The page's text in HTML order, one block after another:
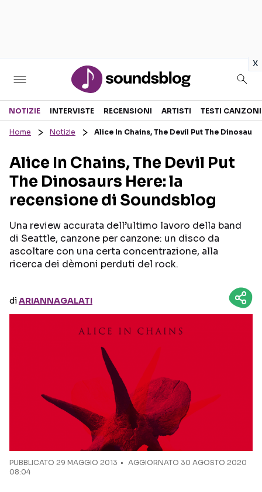
x
Sezioni
RECENSIONI MUSICALI
INTERVISTE
GOSSIP E CURIOSITÀ
TESTI CANZONI
TOUR ED EVENTI
TALENT SHOW
NOTIZIE INTERVISTE RECENSIONI ARTISTI TESTI CANZONI
Home Notizie Alice In Chains, The Devil Put The
Alice In Chains, The Devil Put
The Dinosaurs Here: la
recensione di Soundsblog
Una review accurata dell’ultimo lavoro della band
di Seattle, canzone per canzone: un disco da
ascoltare con una certa concentrazione, alla
ricerca dei dèmoni perduti del rock.
diARIANNAGALATI
PUBBLICATO 29 MAGGIO 2013
AGGIORNATO 30 AGOSTO 2020
08:04